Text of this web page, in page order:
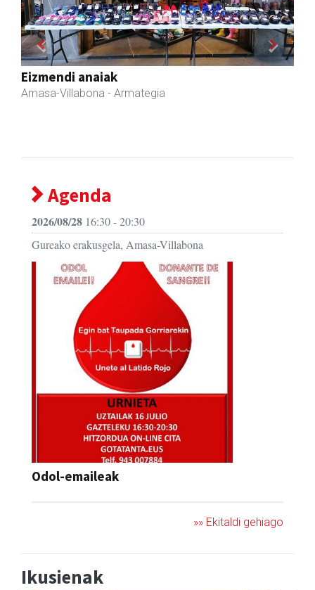
Akam espazioa
Amasa-Villabona - Arropa-dendak
Previous Next
Agenda
2026/08/28 16:30 - 20:30
Gureako erakusgela, Amasa-Villabona
Odol-emaileak
»» Ekitaldi gehiago
Ikusienak